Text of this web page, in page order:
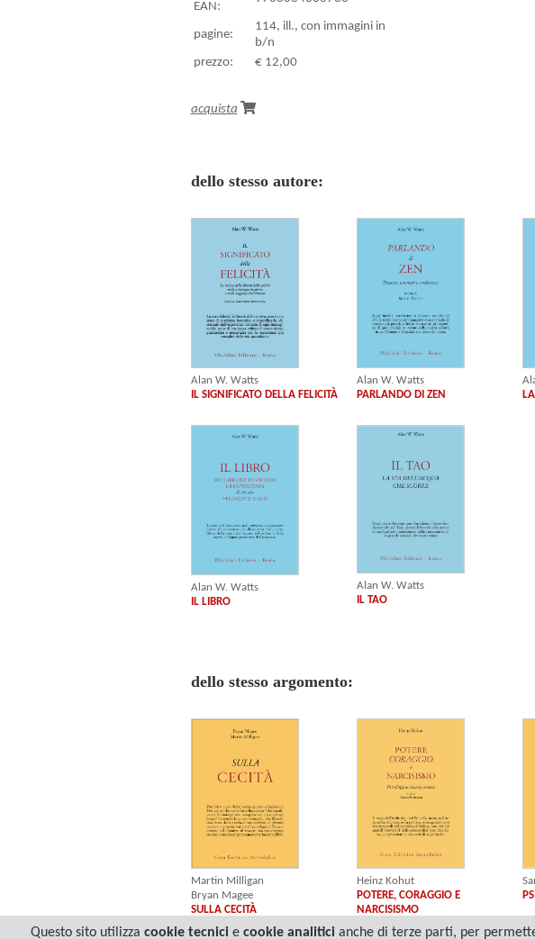
EAN:
pagine:
114, ill., con immagini in
b/n
prezzo:
€ 12,00
acquista
dello stesso autore:
Alan W. Watts
IL SIGNIFICATO DELLA FELICITÀ
Alan W. Watts
PARLANDO DI ZEN
Alan W. Watts
IL LIBRO
Alan W. Watts
IL TAO
dello stesso argomento:
Martin Milligan
Bryan Magee
SULLA CECITÀ
Heinz Kohut
POTERE, CORAGGIO E
NARCISISMO
Questo sito utilizza cookie tecnicie cookie analiticianche di terze parti, per